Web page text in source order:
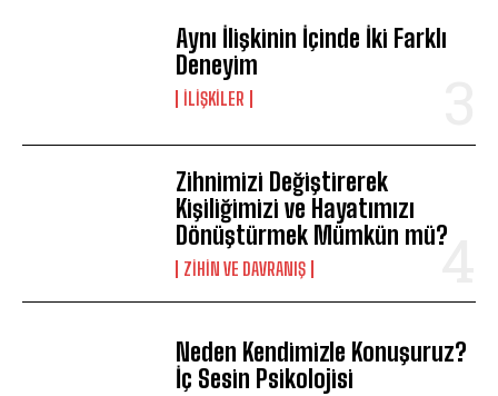
Aynı İlişkinin İçinde İki Farklı
Deneyim
İLIŞKILER
Zihnimizi Değiştirerek
Kişiliğimizi ve Hayatımızı
Dönüştürmek Mümkün mü?
⁠ZIHIN VE DAVRANIŞ
Neden Kendimizle Konuşuruz?
İç Sesin Psikolojisi